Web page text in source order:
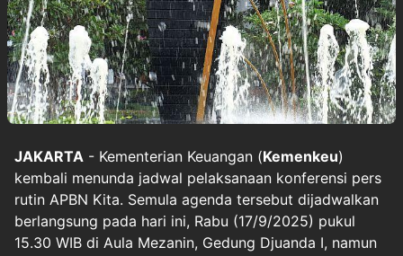
JAKARTA - Kementerian Keuangan (Kemenkeu)
kembali menunda jadwal pelaksanaan konferensi pers
rutin APBN Kita. Semula agenda tersebut dijadwalkan
berlangsung pada hari ini, Rabu (17/9/2025) pukul
15.30 WIB di Aula Mezanin, Gedung Djuanda I, namun